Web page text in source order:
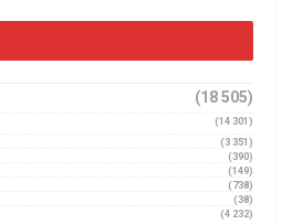
(18 505)
(14 301)
(3 351)
(390)
(149)
(738)
(38)
(4 232)